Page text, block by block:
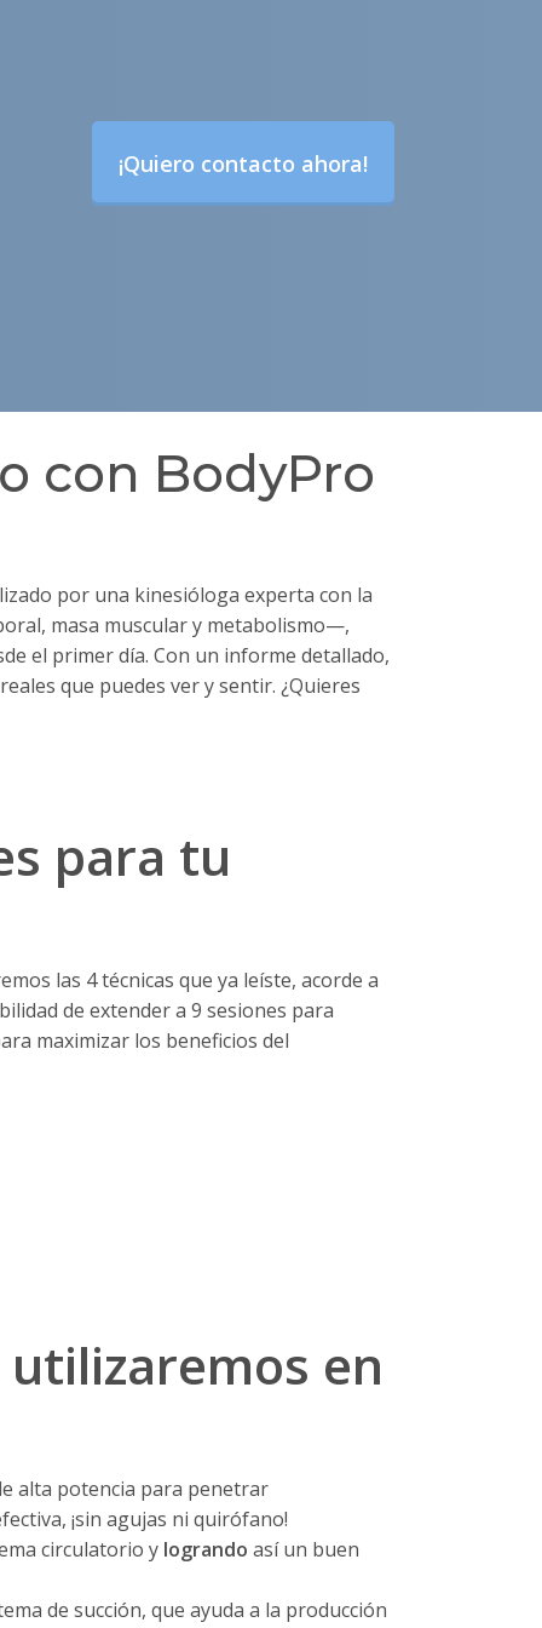
¡Quiero contacto ahora!
con BodyPro
por una kinesióloga experta con la
masa muscular y metabolismo—,
el primer día. Con un informe detallado,
que puedes ver y sentir. ¿Quieres
para tu
las 4 técnicas que ya leíste, acorde a
de extender a 9 sesiones para
maximizar los beneficios del
en
alta potencia para penetrar
¡sin agujas ni quirófano!
circulatorio y logrando así un buen
de succión, que ayuda a la producción